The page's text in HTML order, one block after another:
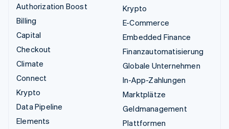
Authorization Boost
Billing
Capital
Checkout
Climate
Connect
Krypto
Data Pipeline
Elements
Krypto
E-Commerce
Embedded Finance
Finanzautomatisierung
Globale Unternehmen
In-App-Zahlungen
Marktplätze
Geldmanagement
Plattformen